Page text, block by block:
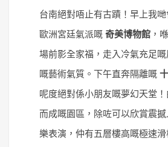
台南絕對唔止有古蹟！早上我
歐洲宮廷氣派嘅 奇美博物館 ，
場前影全家福，走入冷氣充足
嘅藝術氣質。下午直奔隔離嘅
呢度絕對係小朋友嘅夢幻天堂
而成嘅園區，除咗可以欣賞震
樂表演，仲有五層樓高嘅極速